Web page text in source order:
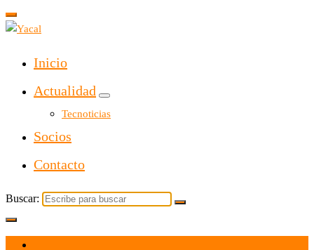
Yacal micro hosting
Inicio
Actualidad
Tecnoticias
Socios
Contacto
Buscar: